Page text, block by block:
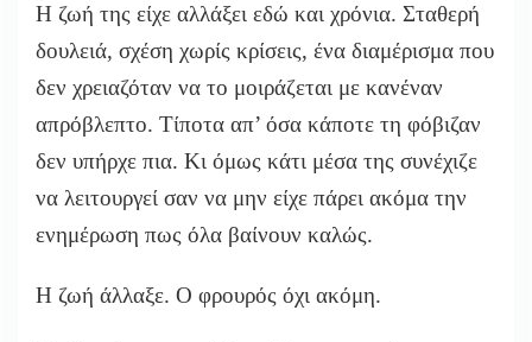
Η ζωή της είχε αλλάξει εδώ και χρόνια. Σταθερή
δουλειά, σχέση χωρίς κρίσεις, ένα διαμέρισμα που
δεν χρειαζόταν να το μοιράζεται με κανέναν
απρόβλεπτο. Τίποτα απ’ όσα κάποτε τη φόβιζαν
δεν υπήρχε πια. Κι όμως κάτι μέσα της συνέχιζε
να λειτουργεί σαν να μην είχε πάρει ακόμα την
ενημέρωση πως όλα βαίνουν καλώς.
Η ζωή άλλαξε. Ο φρουρός όχι ακόμη.